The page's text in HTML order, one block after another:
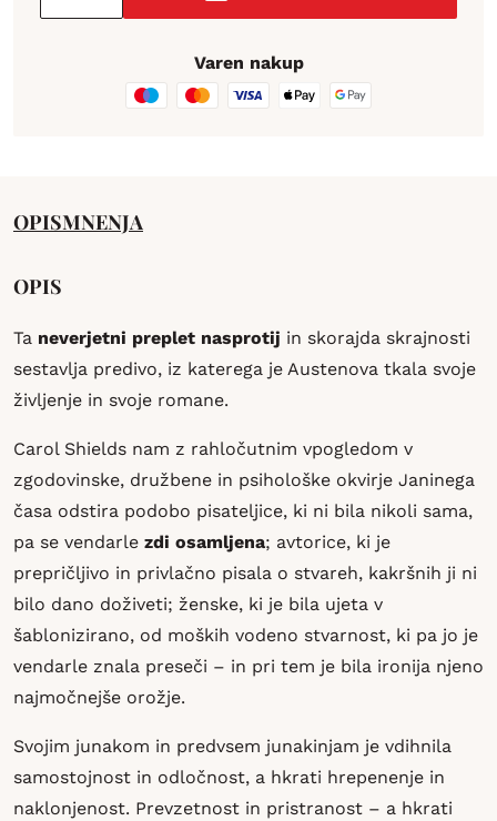
Varen nakup
OPISMNENJA
OPIS
Ta neverjetni preplet nasprotij in skorajda skrajnosti
sestavlja predivo, iz katerega je Austenova tkala svoje
življenje in svoje romane.
Carol Shields nam z rahločutnim vpogledom v
zgodovinske, družbene in psihološke okvirje Janinega
časa odstira podobo pisateljice, ki ni bila nikoli sama,
pa se vendarle zdi osamljena; avtorice, ki je
prepričljivo in privlačno pisala o stvareh, kakršnih ji ni
bilo dano doživeti; ženske, ki je bila ujeta v
šablonizirano, od moških vodeno stvarnost, ki pa jo je
vendarle znala preseči – in pri tem je bila ironija njeno
najmočnejše orožje.
Svojim junakom in predvsem junakinjam je vdihnila
samostojnost in odločnost, a hkrati hrepenenje in
naklonjenost. Prevzetnost in pristranost – a hkrati